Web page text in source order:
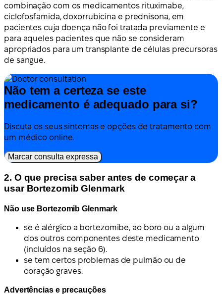
combinação com os medicamentos rituximabe,
ciclofosfamida, doxorrubicina e prednisona, em
pacientes cuja doença não foi tratada previamente e
para aqueles pacientes que não se consideram
apropriados para um transplante de células precursoras
de sangue.
Não tem a certeza se este
medicamento é adequado para si?
Discuta os seus sintomas e opções de tratamento com
um médico online.
Marcar consulta expressa
2. O que precisa saber antes de começar a
usar Bortezomib Glenmark
Não use Bortezomib Glenmark
se é alérgico a bortezomibe, ao boro ou a algum
dos outros componentes deste medicamento
(incluídos na seção 6).
se tem certos problemas de pulmão ou de
coração graves.
Advertências e precauções